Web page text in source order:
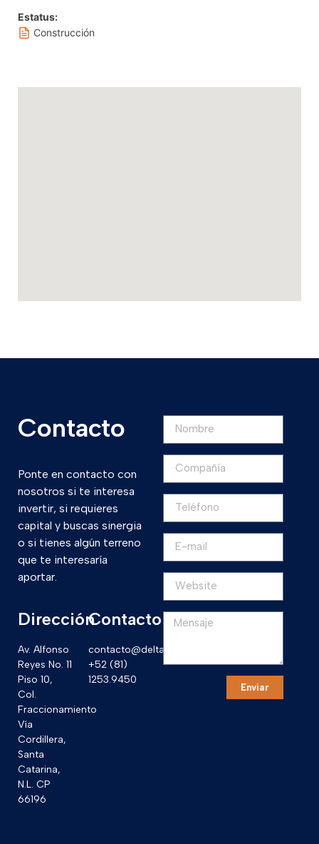
Estatus:
Construcción
Contacto
Ponte en contacto con
nosotros si te interesa
invertir, si requieres
capital y buscas sinergia
o si tienes algún terreno
que te interesaría
aportar.
Dirección
Av. Alfonso
Reyes No. 11
Piso 10,
Col.
Fraccionamiento
Vía
Cordillera,
Santa
Catarina,
N.L. CP
66196
Contacto
contacto@deltack.mx
+52 (81)
1253.9450
Enviar